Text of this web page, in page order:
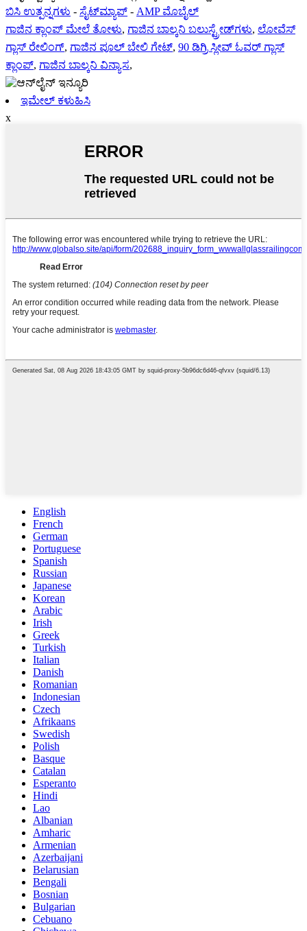
ಬಿಸಿ ಉತ್ಪನ್ನಗಳು - ಸೈಟ್‌ಮ್ಯಾಪ್ - AMP ಮೊಬೈಲ್
ಗಾಜಿನ ಕ್ಲಾಂಪ್ ಮೇಲೆ ತೋಳು, ಗಾಜಿನ ಬಾಲ್ಕನಿ ಬಲುಸ್ಟ್ರೇಡ್‌ಗಳು, ಲೋವೆಸ್
ಗ್ಲಾಸ್ ರೇಲಿಂಗ್, ಗಾಜಿನ ಪೂಲ್ ಬೇಲಿ ಗೇಟ್, 90 ಡಿಗ್ರಿ ಸ್ಲೀವ್ ಓವರ್ ಗ್ಲಾಸ್
ಕ್ಲಾಂಪ್, ಗಾಜಿನ ಬಾಲ್ಕನಿ ವಿನ್ಯಾಸ,
ಇಮೇಲ್ ಕಳುಹಿಸಿ
x
English
French
German
Portuguese
Spanish
Russian
Japanese
Korean
Arabic
Irish
Greek
Turkish
Italian
Danish
Romanian
Indonesian
Czech
Afrikaans
Swedish
Polish
Basque
Catalan
Esperanto
Hindi
Lao
Albanian
Amharic
Armenian
Azerbaijani
Belarusian
Bengali
Bosnian
Bulgarian
Cebuano